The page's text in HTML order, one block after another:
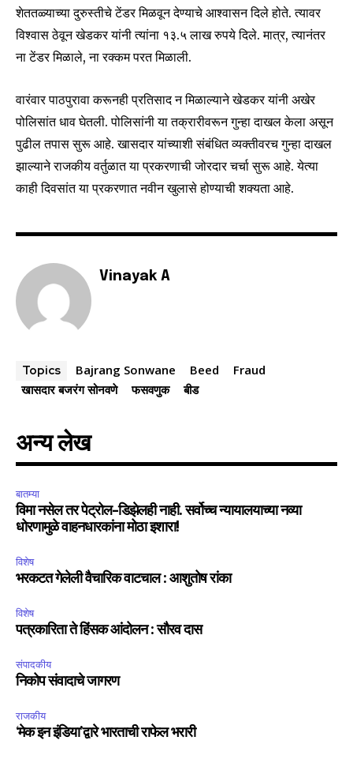
Join our community of
SUBSCRIBERS and be part of the
conversation.
To subscribe, simply enter your email address on our website
or click the subscribe button below. Don't worry, we respect
your privacy and won't spam your inbox. Your information is
6,300
Fans
शेततळ्याच्या दुरुस्तीचे टेंडर मिळवून देण्याचे आश्वासन दिले होते. त्यावर
विश्वास ठेवून खेडकर यांनी त्यांना १३.५ लाख रुपये दिले. मात्र, त्यानंतर
ना टेंडर मिळाले, ना रक्कम परत मिळाली.
वारंवार पाठपुरावा करूनही प्रतिसाद न मिळाल्याने खेडकर यांनी अखेर
पोलिसांत धाव घेतली. पोलिसांनी या तक्रारीवरून गुन्हा दाखल केला असून
पुढील तपास सुरू आहे. खासदार यांच्याशी संबंधित व्यक्तीवरच गुन्हा दाखल
झाल्याने राजकीय वर्तुळात या प्रकरणाची जोरदार चर्चा सुरू आहे. येत्या
काही दिवसांत या प्रकरणात नवीन खुलासे होण्याची शक्यता आहे.
Vinayak A
Topics Bajrang Sonwane Beed
Fraud
खासदार बजरंग सोनवणे
फसवणुक बीड
अन्य लेख
बातम्या
विमा नसेल तर पेट्रोल-डिझेलही नाही. सर्वोच्च न्यायालयाच्या नव्या
धोरणामुळे वाहनधारकांना मोठा इशारा!
विशेष
भरकटत गेलेली वैचारिक वाटचाल : आशुतोष रांका
विशेष
पत्रकारिता ते हिंसक आंदोलन : सौरव दास
संपादकीय
निकोप संवादाचे जागरण
राजकीय
‘मेक इन इंडिया’द्वारे भारताची राफेल भरारी